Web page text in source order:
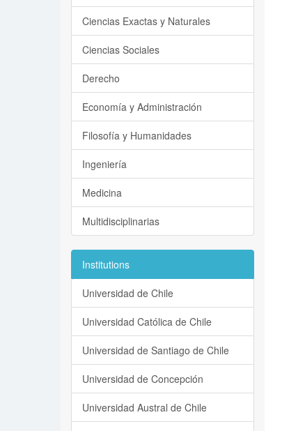
Ciencias Exactas y Naturales
Ciencias Sociales
Derecho
Economía y Administración
Filosofía y Humanidades
Ingeniería
Medicina
Multidisciplinarias
Institutions
Universidad de Chile
Universidad Católica de Chile
Universidad de Santiago de Chile
Universidad de Concepción
Universidad Austral de Chile